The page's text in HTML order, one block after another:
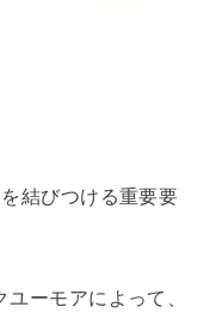
結びつける重要要
ーモアによって、